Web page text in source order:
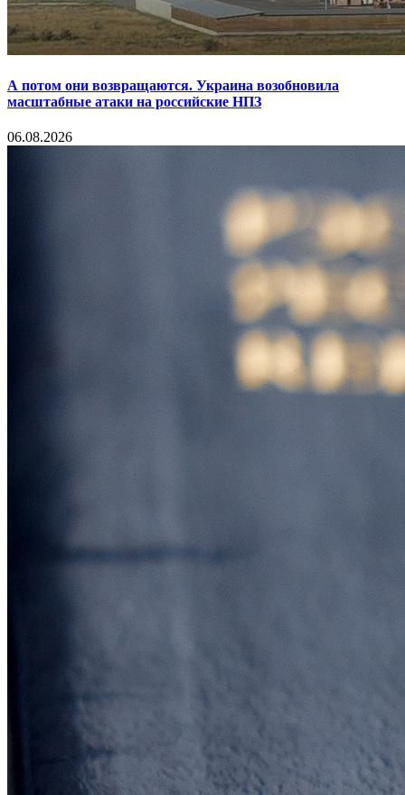
А потом они возвращаются. Украина возобновила
масштабные атаки на российские НПЗ
06.08.2026